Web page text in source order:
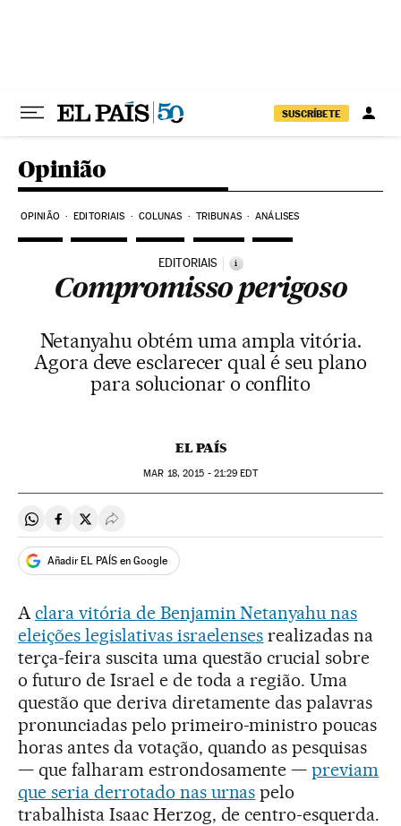
SUSCRÍBETE
Opinião
OPINIÃO EDITORIAIS COLUNAS TRIBUNAS ANÁLISES
EDITORIAIS i
Compromisso perigoso
Netanyahu obtém uma ampla vitória.
Agora deve esclarecer qual é seu plano
para solucionar o conflito
EL PAÍS
MAR 18, 2015 - 21:29 EDT
Compartir en Whatsapp
Compartir en Facebook
Compartir en Twitter
Desplegar Redes Sociales
Añadir EL PAÍS en Google
Aclara vitória de Benjamin Netanyahu nas
eleições legislativas israelenses realizadas na
terça-feira suscita uma questão crucial sobre
o futuro de Israel e de toda a região. Uma
questão que deriva diretamente das palavras
pronunciadas pelo primeiro-ministro poucas
horas antes da votação, quando as pesquisas
— que falharam estrondosamente —previam
que seria derrotado nas urnas pelo
trabalhista Isaac Herzog, de centro-esquerda.